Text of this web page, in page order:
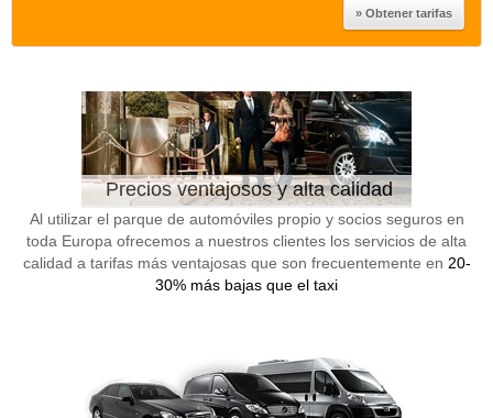
Precios ventajosos y alta calidad
Al utilizar el parque de automóviles propio y socios seguros en
toda Europa ofrecemos a nuestros clientes los servicios de alta
calidad a tarifas más ventajosas que son frecuentemente en 20-
30% más bajas que el taxi